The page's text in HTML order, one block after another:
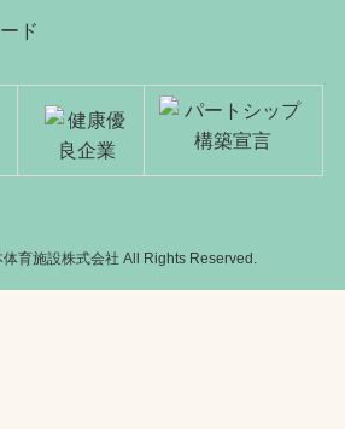
ド
育施設株式会社 All Rights Reserved.